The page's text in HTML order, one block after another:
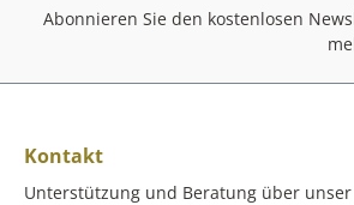
Abonnieren Sie den kostenlosen
Kontakt
Unterstützung und Beratung über unser